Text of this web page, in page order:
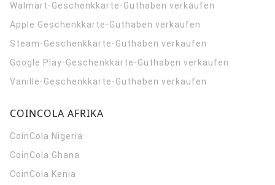
Walmart-Geschenkkarte-Guthaben verkaufen
Apple Geschenkkarte-Guthaben verkaufen
Steam-Geschenkkarte-Guthaben verkaufen
Google Play-Geschenkkarte-Guthaben verkaufen
Vanille-Geschenkkarte-Guthaben verkaufen
COINCOLA AFRIKA
CoinCola Nigeria
CoinCola Ghana
CoinCola Kenia